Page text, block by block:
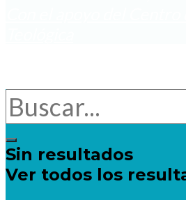
Sin resultados
Ver todos los